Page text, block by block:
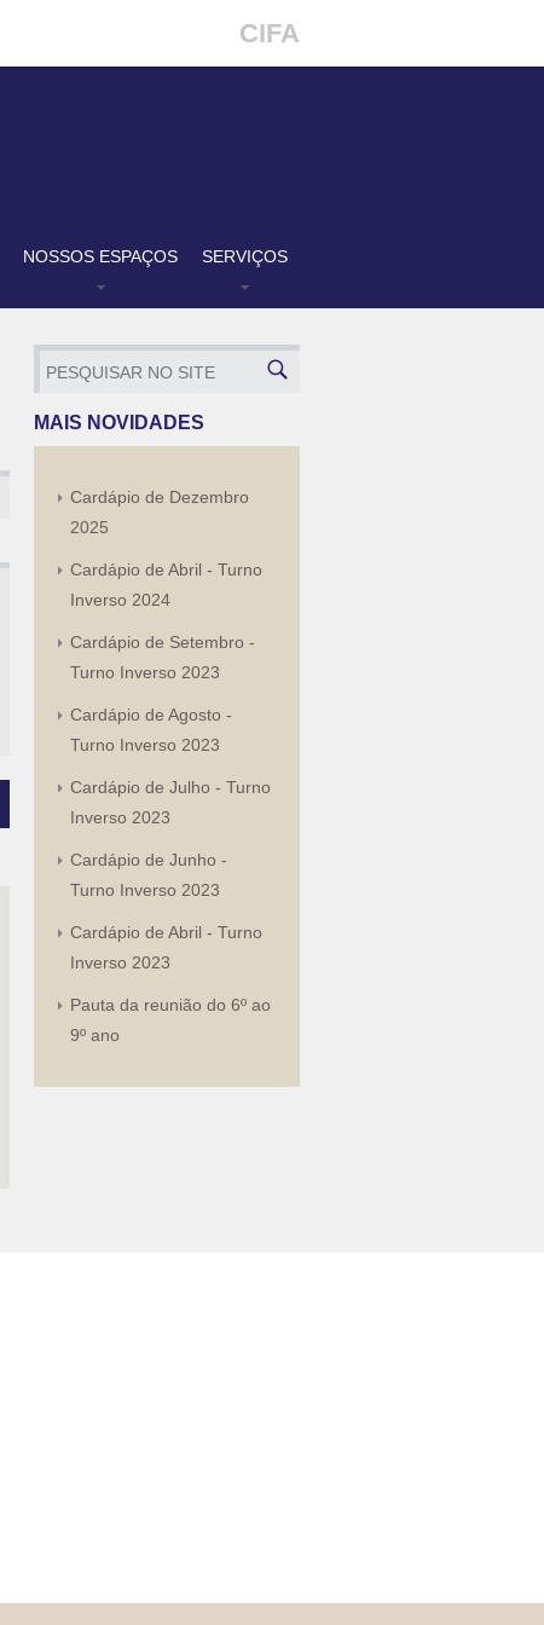
CIFA
NOSSOS ESPAÇOS SERVIÇOS
MAIS NOVIDADES
Cardápio de Dezembro
2025
Cardápio de Abril - Turno
Inverso 2024
Cardápio de Setembro -
Turno Inverso 2023
Cardápio de Agosto -
Turno Inverso 2023
Cardápio de Julho - Turno
Inverso 2023
Cardápio de Junho -
Turno Inverso 2023
Cardápio de Abril - Turno
Inverso 2023
Pauta da reunião do 6º ao
9º ano